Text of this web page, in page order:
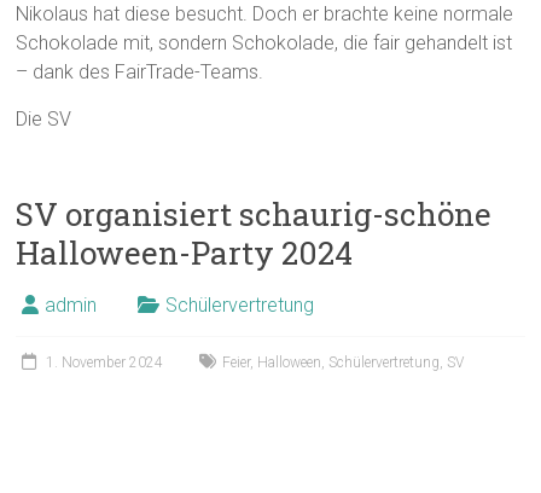
Nikolaus hat diese besucht. Doch er brachte keine normale
Schokolade mit, sondern Schokolade, die fair gehandelt ist
– dank des FairTrade-Teams.
Die SV
SV organisiert schaurig-schöne
Halloween-Party 2024
admin Schülervertretung
1. November 2024 Feier, Halloween, Schülervertretung, SV